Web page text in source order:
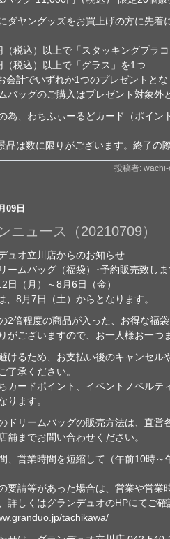
ダヤングッズをお買上げの方に先着
（税込）以上で「スタッキングプラ
（税込）以上で「グラス」を1つ
会計でいずれか1つのプレゼントとな
バッグのご購入はプレゼント対象外
為、わちふぃーるどカード（ポイン
品は数に限りがございます。終了の
投稿者:
09日
ニュース（20210709）
ュオ立川店からのお知らせ
リームバッグ（福袋）･予約販売致し
日（月）～8月6日（金）
、8月7日（土）からとなります。
2倍程度の商品が入った、お得な福
りがございますので、お一人様お一つ
けるため、お支払い後のキャンセル
了承ください。
カードポイント、イベントノベルテ
ります。
ドリームバッグの販売方法は、直営
舗までお問い合わせください。
、営業時間を短縮して（午前10時～
要請等があった場合は、営業や営業
詳しくはグランデュオのHPにてご
tachikawa/